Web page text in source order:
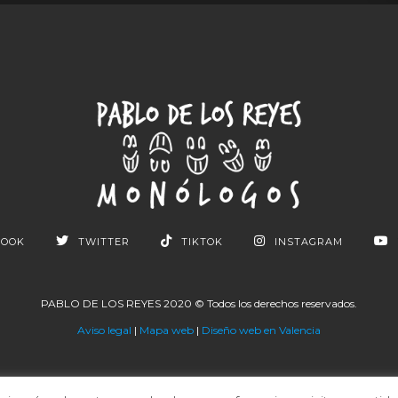
TWITTER TIKTOK INSTAGRAM
PABLO DE LOS REYES 2020 © Todos los derechos reservados.
Aviso legal | Mapa web | Diseño web en Valencia